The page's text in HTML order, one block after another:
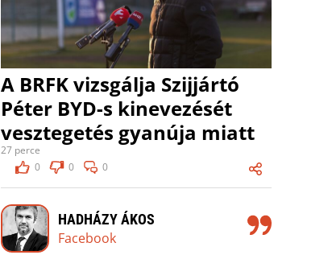
A BRFK vizsgálja Szijjártó
Péter BYD-s kinevezését
vesztegetés gyanúja miatt
27 perce
0
0 0
HADHÁZY ÁKOS
Facebook